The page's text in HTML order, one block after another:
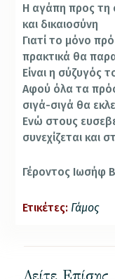
Η αγάπη προς τη
και δικαιοσύνη
Γιατί το μόνο
πρακτικά θα
Είναι η σύζυγός
Αφού όλα τα
σιγά-σιγά θα
Ενώ στους
συνεχίζεται και
Γέροντος Ιωσήφ
Ετικέτες: Γάμος